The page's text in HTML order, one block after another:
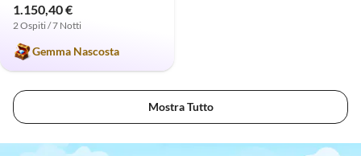
1.150,40 €
2 Ospiti / 7 Notti
Gemma Nascosta
Mostra Tutto